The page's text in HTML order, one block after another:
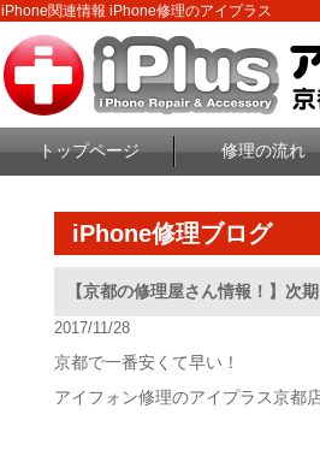
iPhone関連情報 iPhone修理のアイプラス
トップページ 修理の流れ
iPhone修理ブログ
【京都の修理屋さん情報！】次
2017/11/28
京都で一番安くて早い！
アイフォン修理のアイプラス京都